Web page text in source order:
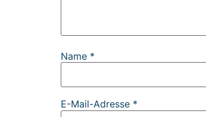
Name *
E-Mail-Adresse *